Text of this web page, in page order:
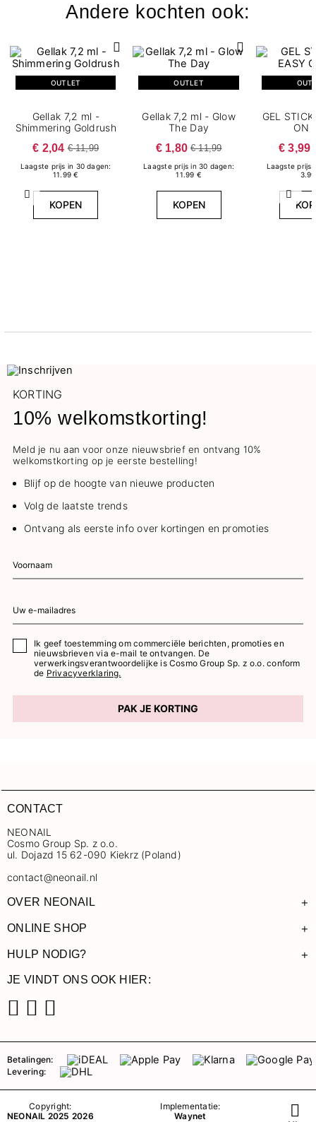
Andere kochten ook:
Vorige
OUTLET
Gellak 7,2 ml -
Shimmering Goldrush
€ 2,04 € 11,99
Laagste prijs in 30 dagen:
11.99 €
KOPEN
OUTLET
Gellak 7,2 ml - Glow
The Day
€ 1,80 € 11,99
Laagste prijs in 30 dagen:
11.99 €
KOPEN
GEL
ON
€ 3,99
Laagste prijs
KORTING
10% welkomstkorting!
Meld je nu aan voor onze nieuwsbrief en ontvang 10%
welkomstkorting op je eerste bestelling!
Blijf op de hoogte van nieuwe producten
Volg de laatste trends
Ontvang als eerste info over kortingen en promoties
Ik geef toestemming om commerciële berichten, promoties en
nieuwsbrieven via e-mail te ontvangen. De
verwerkingsverantwoordelijke is Cosmo Group Sp. z o.o. conform
de Privacyverklaring.
PAK JE KORTING
CONTACT
NEONAIL
Cosmo Group Sp. z o.o.
ul. Dojazd 15 62-090 Kiekrz (Poland)
contact@neonail.nl
OVER NEONAIL +
ONLINE SHOP +
HULP NODIG? +
JE VINDT ONS OOK HIER:
Betalingen:
Levering:
Copyright:
NEONAIL 2025 2026
Implementatie:
Waynet